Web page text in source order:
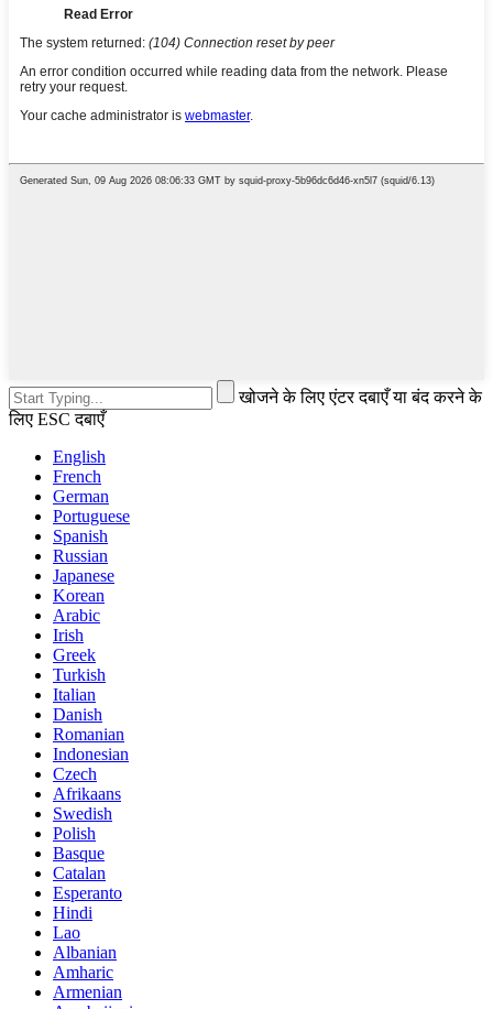
खोजने के लिए एंटर दबाएँ या बंद करने के
लिए ESC दबाएँ
English
French
German
Portuguese
Spanish
Russian
Japanese
Korean
Arabic
Irish
Greek
Turkish
Italian
Danish
Romanian
Indonesian
Czech
Afrikaans
Swedish
Polish
Basque
Catalan
Esperanto
Hindi
Lao
Albanian
Amharic
Armenian